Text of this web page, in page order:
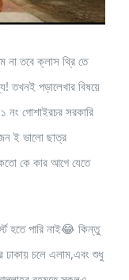
না তবে ক্লাস থ্রি তে
তখনই পড়ালেখার বিষয়ে
নং গোশাইরচর সরকারি
ই ভালো ছাত্র
কে কার আগে যেতে
হতে পারি নাই😂 কিন্তু
ঢাকায় চলে এলাম,এবং শুধু